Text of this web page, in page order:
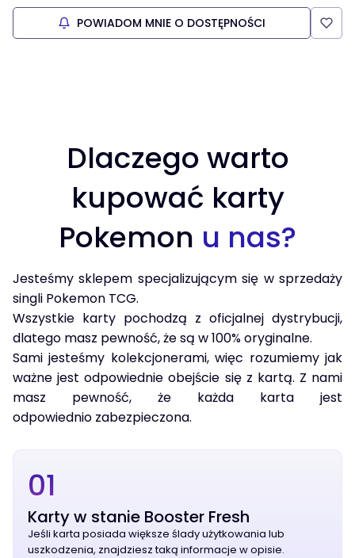
POWIADOM MNIE O DOSTĘPNOŚCI
Dlaczego warto
kupować karty
Pokemon u nas?
Jesteśmy sklepem specjalizującym się w sprzedaży
singli Pokemon TCG.
Wszystkie karty pochodzą z oficjalnej dystrybucji,
dlatego masz pewność, że są w 100% oryginalne.
Sami jesteśmy kolekcjonerami, więc rozumiemy jak
ważne jest odpowiednie obejście się z kartą. Z nami
masz pewność, że każda karta jest
odpowiednio zabezpieczona.
01
Karty w stanie Booster Fresh
Jeśli karta posiada większe ślady użytkowania lub
uszkodzenia, znajdziesz taką informacje w opisie.